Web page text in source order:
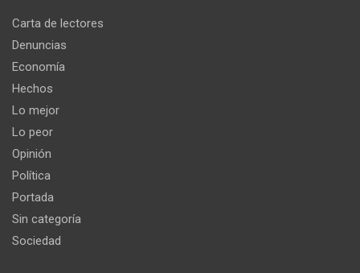
Carta de lectores
Denuncias
Economía
Hechos
Lo mejor
Lo peor
Opinión
Política
Portada
Sin categoría
Sociedad